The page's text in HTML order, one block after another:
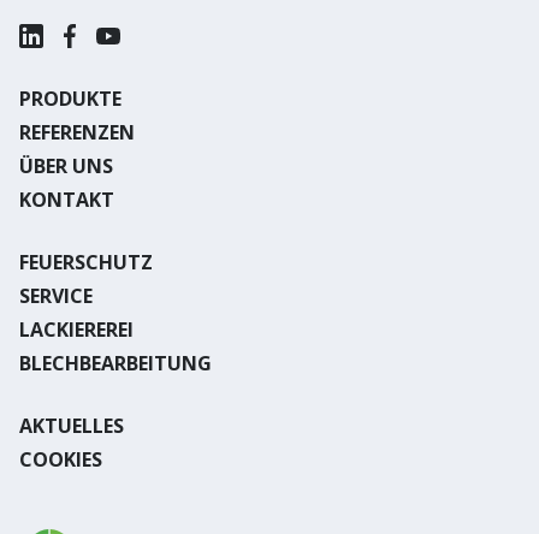
PRODUKTE
REFERENZEN
ÜBER UNS
KONTAKT
FEUERSCHUTZ
SERVICE
LACKIEREREI
BLECHBEARBEITUNG
AKTUELLES
COOKIES